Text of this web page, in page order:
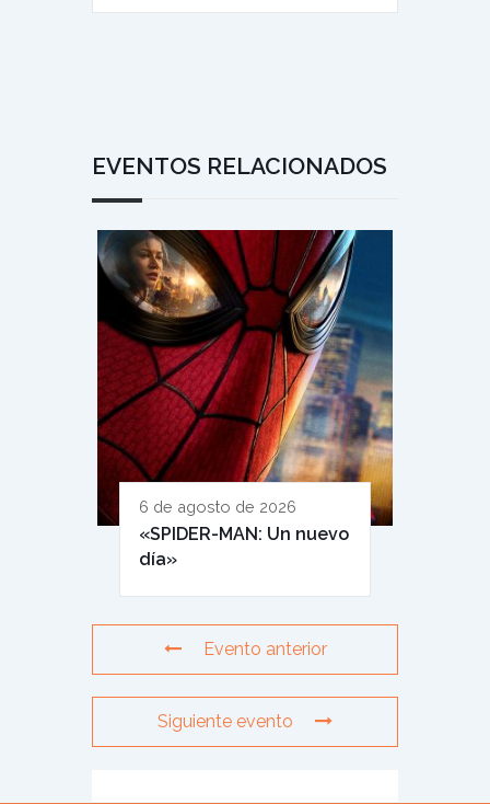
EVENTOS RELACIONADOS
6 de agosto de 2026
«SPIDER-MAN: Un nuevo
día»
Evento anterior
Siguiente evento